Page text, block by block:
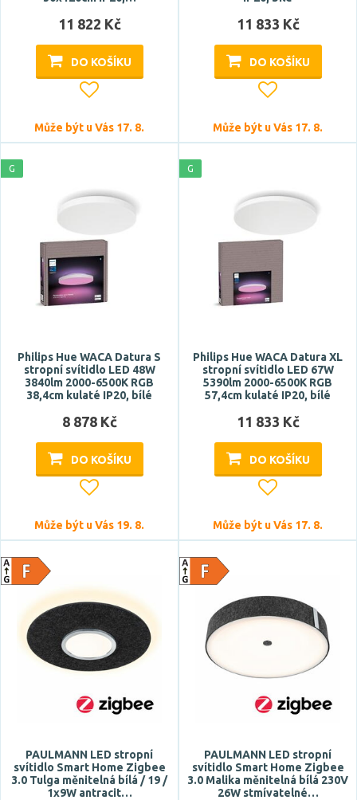
chrom
Materiál
plast
sklo
textil
bluetooth
CCT
dálkové ovládání
reproduktor
RGB
Styl
design
hotel, restaurace
klasický
moderní
venkovský, rustikální
Tvar / motiv
kónický
kulatý
11 822 Kč
DO KOŠÍKU
Může být u Vás 17. 8.
11 833 Kč
DO KOŠÍKU
Může být u Vás 17. 8.
G
Philips Hue WACA Datura S
stropní svítidlo LED 48W
3840lm 2000-6500K RGB
38,4cm kulaté IP20, bílé
8 878 Kč
DO KOŠÍKU
Může být u Vás 19. 8.
G
Philips Hue WACA Datura XL
stropní svítidlo LED 67W
5390lm 2000-6500K RGB
57,4cm kulaté IP20, bílé
11 833 Kč
DO KOŠÍKU
Může být u Vás 17. 8.
PAULMANN LED stropní
svítidlo Smart Home Zigbee
3.0 Tulga měnitelná bílá / 19 /
1x9W antracit…
PAULMANN LED stropní
svítidlo Smart Home Zigbee
3.0 Malika měnitelná bílá 230V
26W stmívatelné…